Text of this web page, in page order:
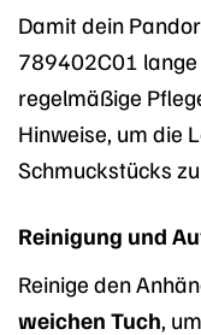
Damit dein
789402C01
regelmäßige
Hinweise, um die
Schmuckstücks
Reinigung und
Reinige den
weichen Tuch ,